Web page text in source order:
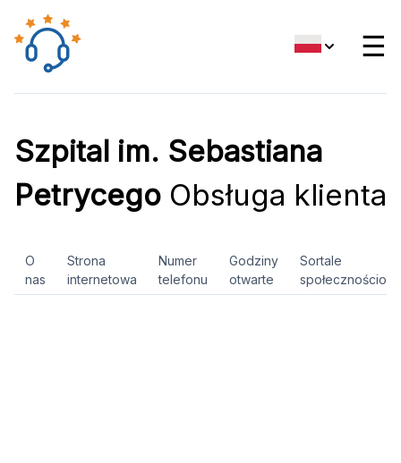
☰
Szpital im. Sebastiana
Petrycego Obsługa klienta
O
nas
Strona
internetowa
Numer
telefonu
Godziny
otwarte
Sortale